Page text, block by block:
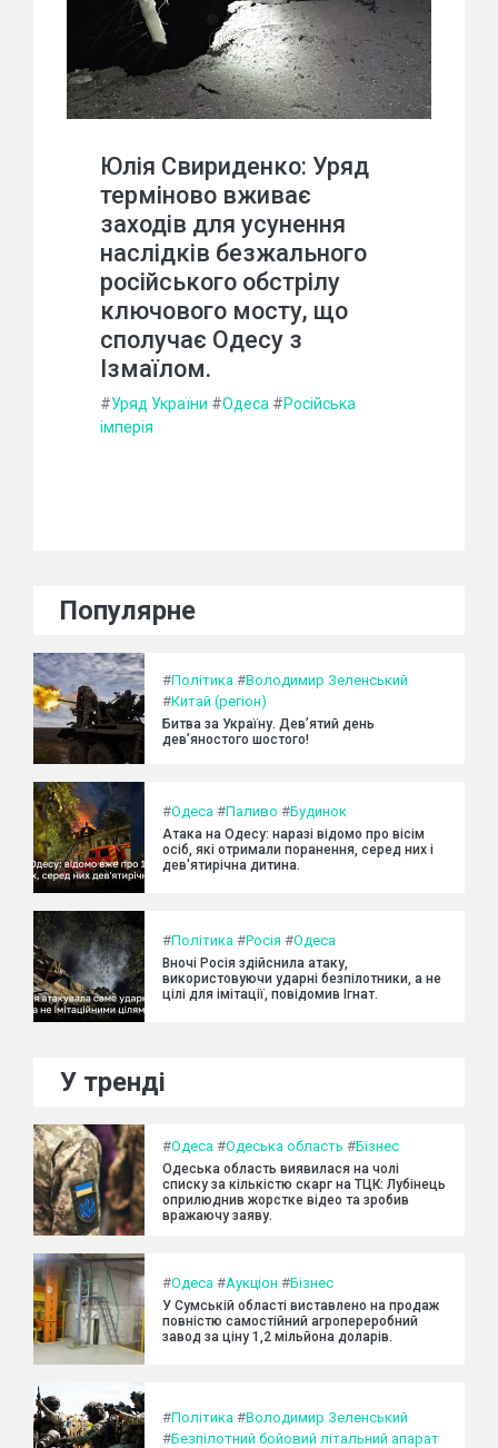
Юлія Свириденко: Уряд
терміново вживає
заходів для усунення
наслідків безжального
російського обстрілу
ключового мосту, що
сполучає Одесу з
Ізмаїлом.
#Уряд України #Одеса #Російська
імперія
Популярне
#Політика #Володимир Зеленський
#Китай (регіон)
Битва за Україну. Дев’ятий день
дев’яностого шостого!
#Одеса #Паливо #Будинок
Атака на Одесу: наразі відомо про вісім
осіб, які отримали поранення, серед них і
дев'ятирічна дитина.
#Політика #Росія #Одеса
Вночі Росія здійснила атаку,
використовуючи ударні безпілотники, а не
цілі для імітації, повідомив Ігнат.
У тренді
#Одеса #Одеська область #Бізнес
Одеська область виявилася на чолі
списку за кількістю скарг на ТЦК: Лубінець
оприлюднив жорстке відео та зробив
вражаючу заяву.
#Одеса #Аукціон #Бізнес
У Сумській області виставлено на продаж
повністю самостійний агропереробний
завод за ціну 1,2 мільйона доларів.
#Політика #Володимир Зеленський
#Безпілотний бойовий літальний апарат